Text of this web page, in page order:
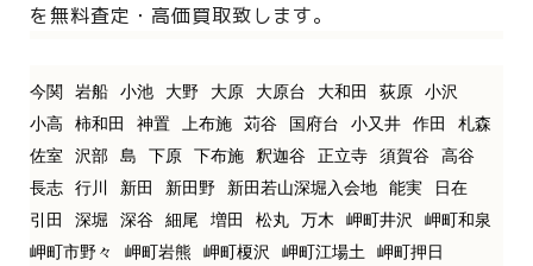
を無料査定・高価買取致します。
今関 岩船 小池 大野 大原 大原台 大和田 荻原
小沢
小高
柿和田 神置 上布施 苅谷 国府台 小又井 作田
札森
佐室
沢部 島 下原 下布施 釈迦谷 正立寺 須賀谷
高谷
長志
行川 新田 新田野 新田若山深堀入会地 能実
日在
引田
深堀 深谷 細尾 増田 松丸 万木 岬町井沢
岬町和泉
岬町市野々
岬町岩熊 岬町榎沢 岬町江場土
岬町押日